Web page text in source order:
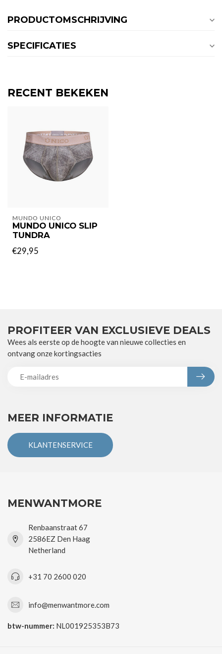
PRODUCTOMSCHRIJVING
SPECIFICATIES
RECENT BEKEKEN
MUNDO UNICO
MUNDO UNICO SLIP
TUNDRA
€29,95
MEER INFORMATIE
KLANTENSERVICE
PROFITEER VAN EXCLUSIEVE DEALS
Wees als eerste op de hoogte van nieuwe collecties en
ontvang onze kortingsacties
MENWANTMORE
Renbaanstraat 67
2586EZ Den Haag
Netherland
+31 70 2600 020
info@menwantmore.com
btw-nummer: NL001925353B73